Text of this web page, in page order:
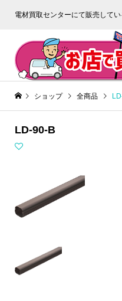
電材買取センターにて販売してい
ショップ 全商品
LD-90-B